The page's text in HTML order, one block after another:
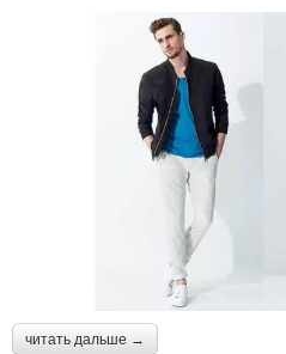
читать дальше →